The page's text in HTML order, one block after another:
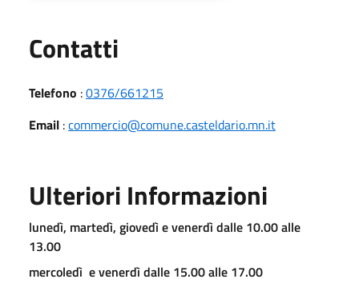
Contatti
Telefono :0376/661215
Email :commercio@comune.casteldario.mn.it
Ulteriori Informazioni
lunedì, martedì, giovedì e venerdì dalle 10.00 alle
13.00
mercoledì e venerdì dalle 15.00 alle 17.00